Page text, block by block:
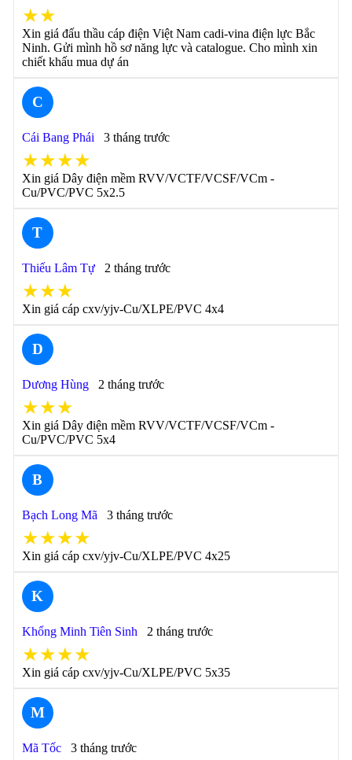
★★
Xin giá đấu thầu cáp điện Việt Nam cadi-vina điện lực Bắc
Ninh. Gửi mình hồ sơ năng lực và catalogue. Cho mình xin
chiết khấu mua dự án
C
Cái Bang Phái 3 tháng trước
★★★★
Xin giá Dây điện mềm RVV/VCTF/VCSF/VCm -
Cu/PVC/PVC 5x2.5
T
Thiếu Lâm Tự 2 tháng trước
★★★
Xin giá cáp cxv/yjv-Cu/XLPE/PVC 4x4
D
Dương Hùng 2 tháng trước
★★★
Xin giá Dây điện mềm RVV/VCTF/VCSF/VCm -
Cu/PVC/PVC 5x4
B
Bạch Long Mã 3 tháng trước
★★★★
Xin giá cáp cxv/yjv-Cu/XLPE/PVC 4x25
K
Khổng Minh Tiên Sinh 2 tháng trước
★★★★
Xin giá cáp cxv/yjv-Cu/XLPE/PVC 5x35
M
Mã Tốc 3 tháng trước